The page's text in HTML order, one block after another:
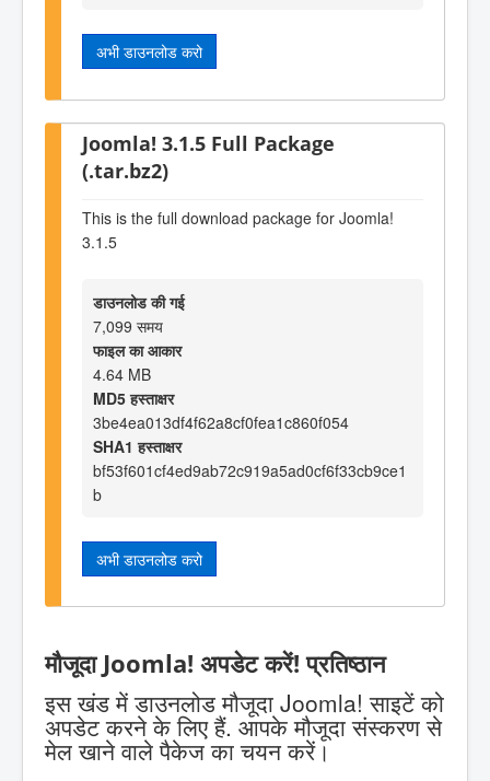
अभी डाउनलोड करो
Joomla! 3.1.5 Full Package
(.tar.bz2)
This is the full download package for Joomla!
3.1.5
डाउनलोड की गई
7,099 समय
फाइल का आकार
4.64 MB
MD5 हस्ताक्षर
3be4ea013df4f62a8cf0fea1c860f054
SHA1 हस्ताक्षर
bf53f601cf4ed9ab72c919a5ad0cf6f33cb9ce1
b
अभी डाउनलोड करो
मौजूदा Joomla! अपडेट करें! प्रतिष्ठान
इस खंड में डाउनलोड मौजूदा Joomla! साइटें को
अपडेट करने के लिए हैं. आपके मौजूदा संस्करण से
मेल खाने वाले पैकेज का चयन करें।